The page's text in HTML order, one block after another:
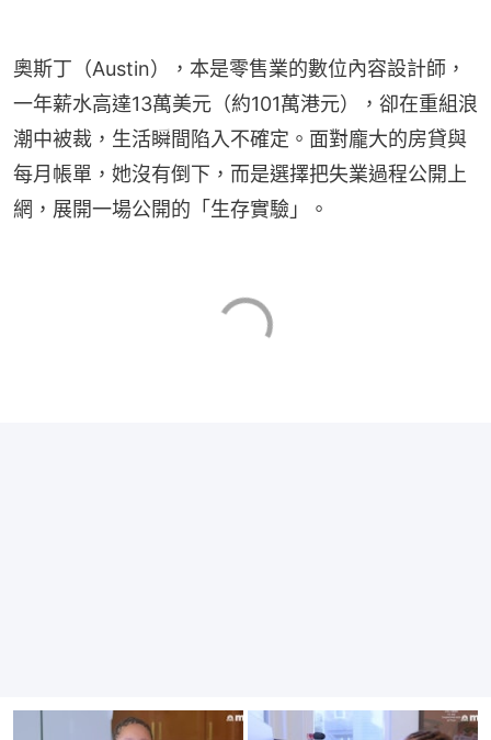
奧斯丁（Austin），本是零售業的數位內容設計師，
一年薪水高達13萬美元（約101萬港元），卻在重組浪
潮中被裁，生活瞬間陷入不確定。面對龐大的房貸與
每月帳單，她沒有倒下，而是選擇把失業過程公開上
網，展開一場公開的「生存實驗」。